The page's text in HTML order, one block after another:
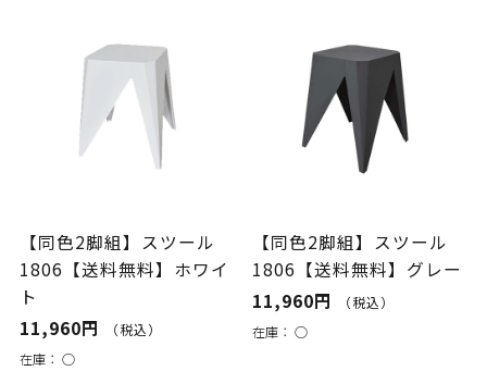
【同色2脚組】スツール
1806【送料無料】ホワイ
ト
11,960円
（税込）
在庫： ○
【同色2脚組】スツール
1806【送料無料】グレー
11,960円
（税込）
在庫：○